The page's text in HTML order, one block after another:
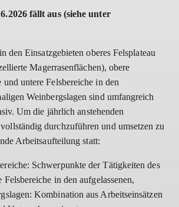
fällt aus (siehe unter
den Einsatzgebieten oberes Felsplateau
Magerrasenflächen), obere
und untere Felsbereiche in den
Weinbergslagen sind umfangreich
Um die jährlich anstehenden
vollständig durchzuführenund umsetzen zu
Arbeitsaufteilung statt:
Schwerpunkte der Tätigkeiten des
Felsbereiche in den aufgelassenen,
Kombinationaus Arbeitseinsätzen